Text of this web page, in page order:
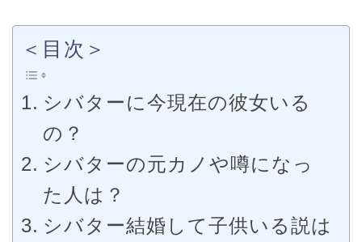
＜目次＞
シバターに今現在の彼女いる
の？
シバターの元カノや噂になっ
た人は？
シバター結婚して子供いる説は